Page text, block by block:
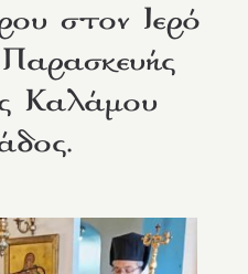
στον Ιερό
Καλάμου